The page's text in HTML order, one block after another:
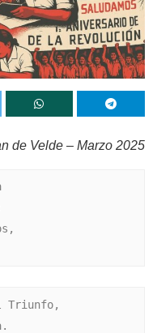
de Velde – Marzo 2025
Triunfo,